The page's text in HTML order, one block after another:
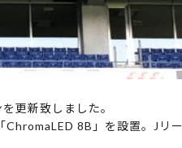
更新致しました。
ChromaLED 8B」を設置。Jリ